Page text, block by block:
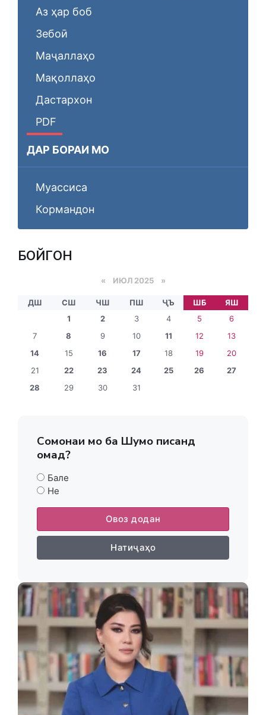
Аз ҳар боб
Зебоӣ
Маҷаллаҳо
Мақоллаҳо
Дастархон
PDF
ДАР БОРАИ МО
Муассиса
Кормандон
БОЙГОНӢ
« ИЮЛ 2025 »
ДШ СШ ЧШ ПШ ҶЪ ШБ
ЯШ
1
2 3 4 5
6
7
8 9 10 11 12
13
14
15 16 17 18 19
20
21
22 23 24 25 26
27
28
29 30 31
Сомонаи мо ба Шумо писанд
омад?
Бале
Не
Овоз додан
Натиҷаҳо